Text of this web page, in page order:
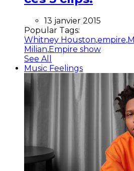
13 janvier 2015
Popular Tags:
Whitney Houston,empire,
Milian,Empire show
See All
Music Feelings